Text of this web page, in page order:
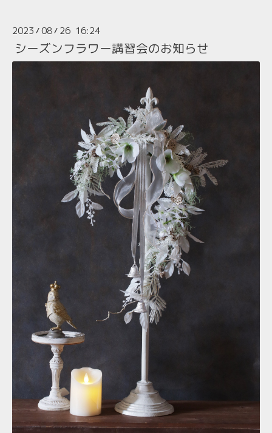
2023 /08/ 26 16:24
シーズンフラワー講習会のお知らせ